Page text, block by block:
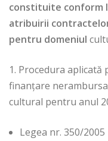
constituite conform
atribuirii
pentru domeniul
1. Procedura
finanțare
cultural pentru anul
Legea nr. 350/